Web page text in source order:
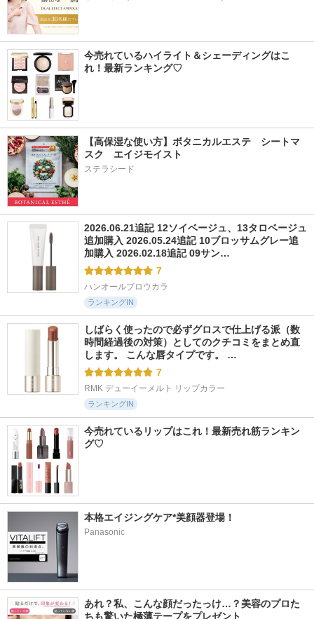
今売れているハイライト＆シェーディングはこ
れ！最新ランキング♡
【高保湿な使い方】ボタニカルエステ　シートマ
スク　エイジモイスト
ステラシード
2026.06.21追記 12ソイベージュ、13タロベージュ
追加購入 2026.05.24追記 10ブロッサムグレー追
加購入 2026.02.18追記 09サン…
7
ハンオールブロウカラ
ランキングIN
しばらく使ったので必ずグロスで仕上げる派（数
時間経過後の対策）としてのクチコミをまとめ直
します。 こんな唇タイプです。 …
7
RMK デューイーメルト リップカラー
ランキングIN
今売れているリップはこれ！最新売れ筋ランキン
グ♡
本格エイジングケア*美顔器登場！
Panasonic
あれ？私、こんな顔だったっけ…？美容のプロた
ちも驚いた極薄テープをプレゼント